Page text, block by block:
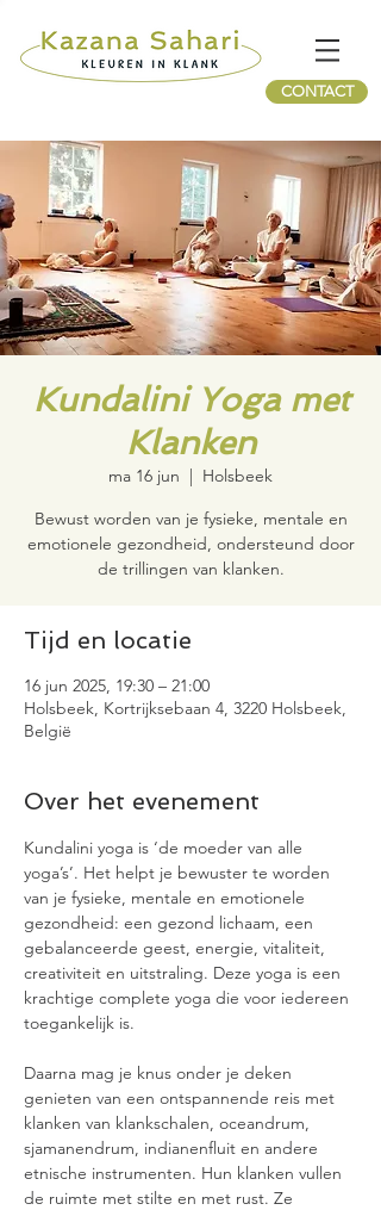
CONTACT
Kundalini Yoga met
Klanken
ma 16 jun
  |
Holsbeek
Bewust worden van je fysieke, mentale en
emotionele gezondheid, ondersteund door
de trillingen van klanken.
Tijd en locatie
16 jun 2025, 19:30 – 21:00
Holsbeek, Kortrijksebaan 4, 3220 Holsbeek,
België
Over het evenement
Kundalini yoga is ‘de moeder van alle
yoga’s’. Het helpt je bewuster te worden
van je fysieke, mentale en emotionele
gezondheid: een gezond lichaam, een
gebalanceerde geest, energie, vitaliteit,
creativiteit en uitstraling. Deze yoga is een
krachtige complete yoga die voor iedereen
toegankelijk is.
Daarna mag je knus onder je deken
genieten van een ontspannende reis met
klanken van klankschalen, oceandrum,
sjamanendrum, indianenfluit en andere
etnische instrumenten. Hun klanken vullen
de ruimte met stilte en met rust. Ze